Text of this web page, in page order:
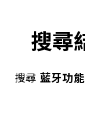
搜尋
搜尋 藍牙功能